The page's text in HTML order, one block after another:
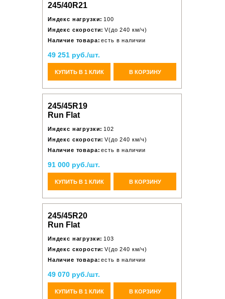
245/40R21
Индекс нагрузки: 100
Индекс скорости: V(до 240 км/ч)
Наличие товара: есть в наличии
49 251 руб./шт.
КУПИТЬ В 1 КЛИК В КОРЗИНУ
245/45R19
Run Flat
Индекс нагрузки: 102
Индекс скорости: V(до 240 км/ч)
Наличие товара: есть в наличии
91 000 руб./шт.
КУПИТЬ В 1 КЛИК В КОРЗИНУ
245/45R20
Run Flat
Индекс нагрузки: 103
Индекс скорости: V(до 240 км/ч)
Наличие товара: есть в наличии
49 070 руб./шт.
КУПИТЬ В 1 КЛИК В КОРЗИНУ